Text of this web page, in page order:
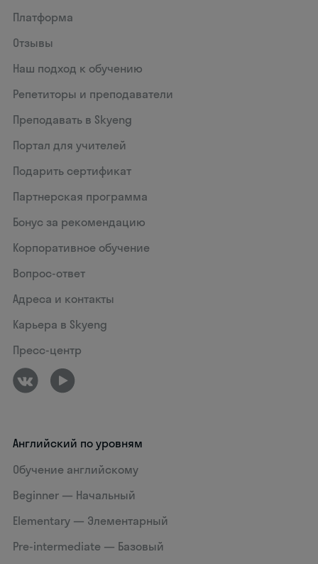
Платформа
Отзывы
Наш подход к обучению
Репетиторы и преподаватели
Преподавать в Skyeng
Портал для учителей
Подарить сертификат
Партнерская программа
Бонус за рекомендацию
Корпоративное обучение
Вопрос-ответ
Адреса и контакты
Карьера в Skyeng
Пресс-центр
Английский по уровням
Обучение английскому
Beginner — Начальный
Elementary — Элементарный
Pre-intermediate — Базовый